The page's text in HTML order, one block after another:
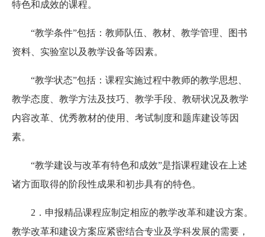
特色和成效的课程。
“教学条件”包括：教师队伍、教材、教学管理、图书
资料、实验室以及教学设备等因素。
“教学状态”包括：课程实施过程中教师的教学思想、
教学态度、教学方法及技巧、教学手段、教研状况及教学
内容改革、优秀教材的使用、考试制度和题库建设等因
素。
“教学建设与改革有特色和成效”是指课程建设在上述
诸方面取得的阶段性成果和初步具有的特色。
2．申报精品课程应制定相应的教学改革和建设方案。
教学改革和建设方案应紧密结合专业及学科发展的需要，